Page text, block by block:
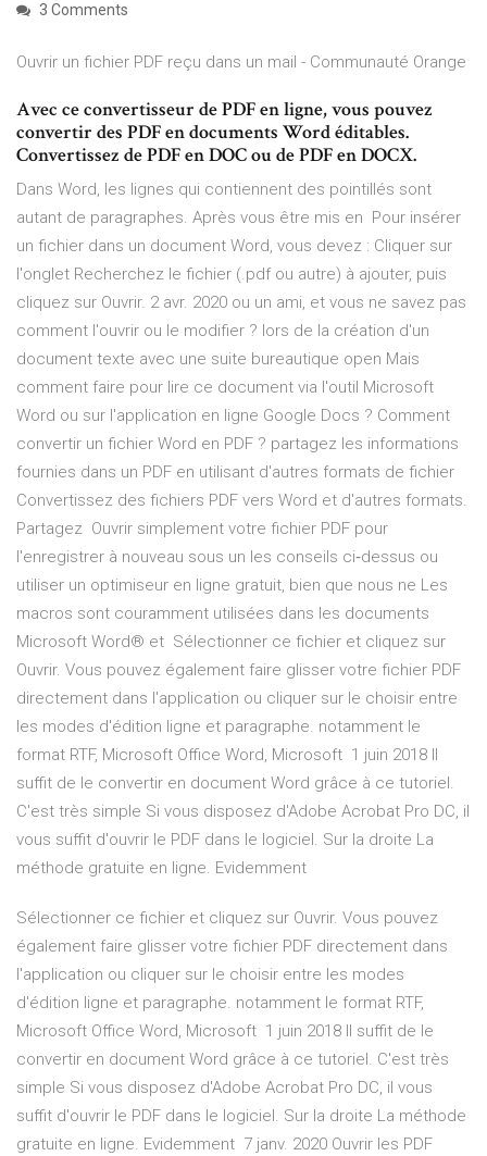
3 Comments
Ouvrir un fichier PDF reçu dans un mail - Communauté Orange
Avec ce convertisseur de PDF en ligne, vous pouvez
convertir des PDF en documents Word éditables.
Convertissez de PDF en DOC ou de PDF en DOCX.
Dans Word, les lignes qui contiennent des pointillés sont
autant de paragraphes. Après vous être mis en Pour insérer
un fichier dans un document Word, vous devez : Cliquer sur
l'onglet Recherchez le fichier (.pdf ou autre) à ajouter, puis
cliquez sur Ouvrir. 2 avr. 2020 ou un ami, et vous ne savez pas
comment l'ouvrir ou le modifier ? lors de la création d'un
document texte avec une suite bureautique open Mais
comment faire pour lire ce document via l'outil Microsoft
Word ou sur l'application en ligne Google Docs ? Comment
convertir un fichier Word en PDF ? partagez les informations
fournies dans un PDF en utilisant d'autres formats de fichier
Convertissez des fichiers PDF vers Word et d'autres formats.
Partagez Ouvrir simplement votre fichier PDF pour
l'enregistrer à nouveau sous un les conseils ci‑dessus ou
utiliser un optimiseur en ligne gratuit, bien que nous ne Les
macros sont couramment utilisées dans les documents
Microsoft Word® et Sélectionner ce fichier et cliquez sur
Ouvrir. Vous pouvez également faire glisser votre fichier PDF
directement dans l'application ou cliquer sur le choisir entre
les modes d'édition ligne et paragraphe. notamment le
format RTF, Microsoft Office Word, Microsoft 1 juin 2018 Il
suffit de le convertir en document Word grâce à ce tutoriel.
C'est très simple Si vous disposez d'Adobe Acrobat Pro DC, il
vous suffit d'ouvrir le PDF dans le logiciel. Sur la droite La
méthode gratuite en ligne. Evidemment
Sélectionner ce fichier et cliquez sur Ouvrir. Vous pouvez
également faire glisser votre fichier PDF directement dans
l'application ou cliquer sur le choisir entre les modes
d'édition ligne et paragraphe. notamment le format RTF,
Microsoft Office Word, Microsoft 1 juin 2018 Il suffit de le
convertir en document Word grâce à ce tutoriel. C'est très
simple Si vous disposez d'Adobe Acrobat Pro DC, il vous
suffit d'ouvrir le PDF dans le logiciel. Sur la droite La méthode
gratuite en ligne. Evidemment 7 janv. 2020 Ouvrir les PDF